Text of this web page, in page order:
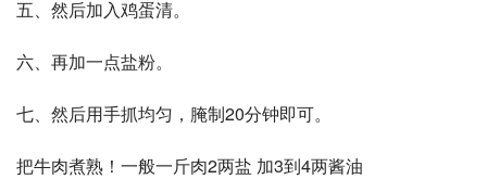
五、然后加入鸡蛋清。
六、再加一点盐粉。
七、然后用手抓均匀，腌制20分钟即可。
把牛肉煮熟！一般一斤肉2两盐 加3到4两酱油